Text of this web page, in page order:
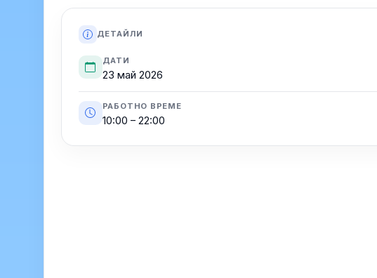
ДЕТАЙЛИ
ДАТИ
23 май 2026
РАБОТНО ВРЕМЕ
10:00 – 22:00